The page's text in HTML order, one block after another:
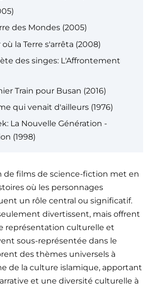
des Mondes (2005)
où la Terre s'arrêta (2008)
des singes: L'Affrontement
Train pour Busan (2016)
qui venait d'ailleurs (1976)
La Nouvelle Génération -
(1998)
de films de science-fiction met en
où les personnages
un rôle central ou significatif.
divertissent, mais offrent
représentation culturelle et
sous-représentée dans le
des thèmes universels à
de la culture islamique, apportant
et une diversité culturelle à